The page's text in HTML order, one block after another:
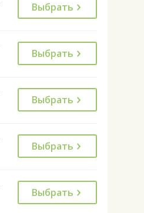
Выбрать
Выбрать
Выбрать
Выбрать
Выбрать